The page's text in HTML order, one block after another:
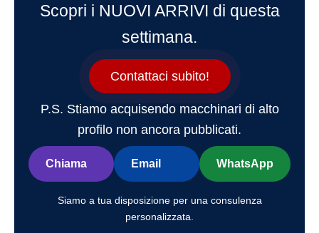
Scopri i NUOVI ARRIVI di questa
settimana.
Contattaci subito!
P.S. Stiamo acquisendo macchinari di alto
profilo non ancora pubblicati.
Chiama Email WhatsApp
Siamo a tua disposizione per una consulenza
personalizzata.